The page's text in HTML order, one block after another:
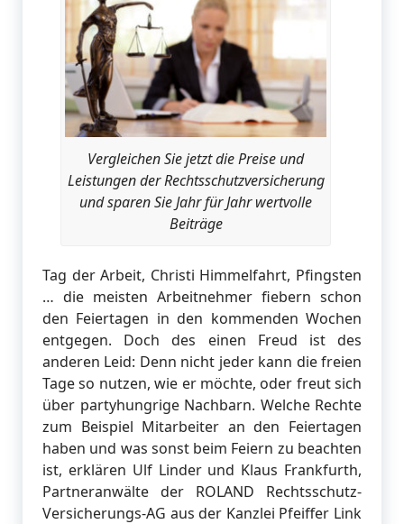
Vergleichen Sie jetzt die Preise und
Leistungen der Rechtsschutzversicherung
und sparen Sie Jahr für Jahr wertvolle
Beiträge
Tag der Arbeit, Christi Himmelfahrt, Pfingsten
… die meisten Arbeitnehmer fiebern schon
den Feiertagen in den kommenden Wochen
entgegen. Doch des einen Freud ist des
anderen Leid: Denn nicht jeder kann die freien
Tage so nutzen, wie er möchte, oder freut sich
über partyhungrige Nachbarn. Welche Rechte
zum Beispiel Mitarbeiter an den Feiertagen
haben und was sonst beim Feiern zu beachten
ist, erklären Ulf Linder und Klaus Frankfurth,
Partneranwälte der ROLAND Rechtsschutz-
Versicherungs-AG aus der Kanzlei Pfeiffer Link